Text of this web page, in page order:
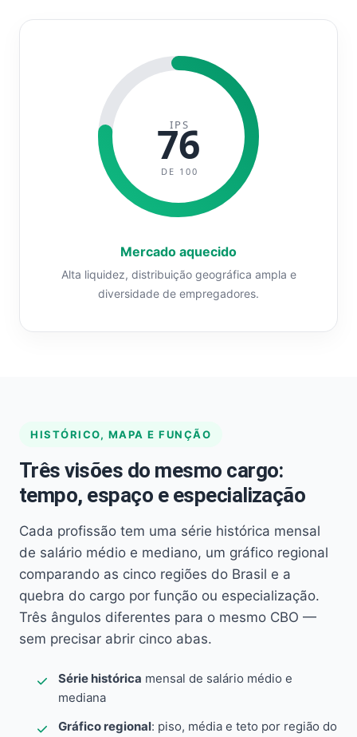
IPS
76
DE 100
Mercado aquecido
Alta liquidez, distribuição geográfica ampla e
diversidade de empregadores.
HISTÓRICO, MAPA E FUNÇÃO
Três visões do mesmo cargo:
tempo, espaço e especialização
Cada profissão tem uma série histórica mensal
de salário médio e mediano, um gráfico regional
comparando as cinco regiões do Brasil e a
quebra do cargo por função ou especialização.
Três ângulos diferentes para o mesmo CBO —
sem precisar abrir cinco abas.
Série histórica mensal de salário médio e
mediana
Gráfico regional: piso, média e teto por região do